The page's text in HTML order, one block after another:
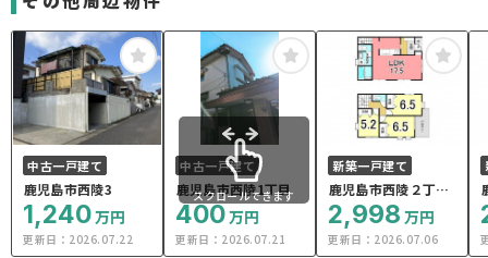
中古一戸建て
鹿児島市西陵3
1,240万円
更新日： 2026.07.22
中古一戸建て
鹿児島市西陵1丁目
400万円
更新日： 2026.07.21
新築一戸建て
鹿児島市西陵２丁目
2号棟
2,998 万円
更新日： 2026.07.06
スクロールできます